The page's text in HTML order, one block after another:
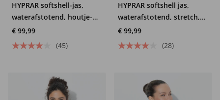
HYPRAR softshell-jas,
waterafstotend, houtje-
touwtjeknopen
€ 99,99
(45)
HYPRAR softshell jas,
waterafstotend, stretch,
reflector
€ 99,99
(28)